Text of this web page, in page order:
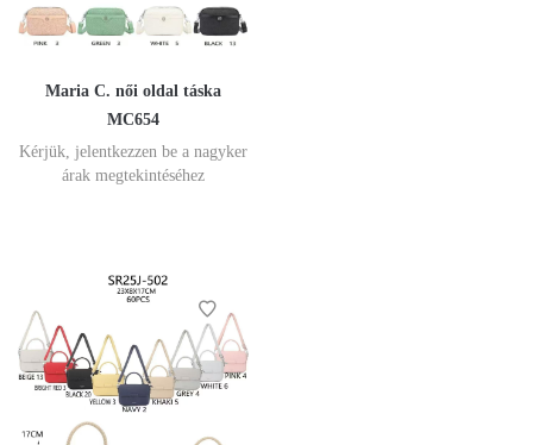
Maria C. női oldal táska
MC654
Kérjük, jelentkezzen be a nagyker
árak megtekintéséhez